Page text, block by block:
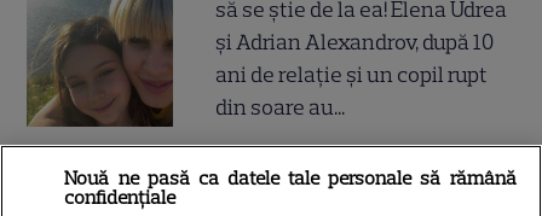
să se știe de la ea! Elena Udrea
și Adrian Alexandrov, după 10
ani de relație și un copil rupt
din soare au...
Doliu la TV! Anunțul tragic al
Nouă ne pasă ca datele tale personale să rămână
confidențiale